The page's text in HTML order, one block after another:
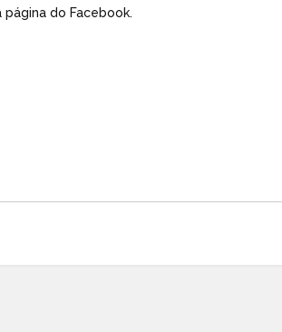
página do Facebook.